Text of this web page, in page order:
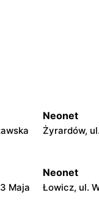
Neonet
Żyrardów,
Maja
Neonet
Łowicz, ul.